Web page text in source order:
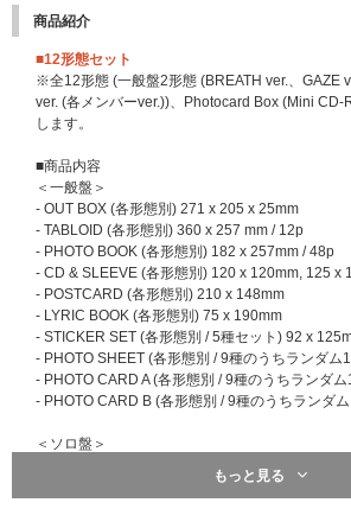
※特典は先着です。無くなり次第終了となります
※特典の絵柄は後日お知らせいたします。
UNIVERSAL MUSIC STORE 限定特典：ロゴネッ
ソロ盤 計9形態セット購入特典となります。
&TEAM Weverse ShopとUNIVERSAL MUSIC
ます。
※9形態セットを1セットにつき特典を1点差し上
※特典は先着です。無くなり次第終了となります
ご自身の対象の部を必ずご確認いただき当日参加
※「整理番号付きイベント参加券」に記載の部、
ません。
※お見送り会会場、開催時間、集合時間他、詳細
お届けする「整理番号付きイベント参加券」に記
の内容を必ずご確認いただき当日ご参加願います
※「整理番号付きイベント参加券」を紛失された
いても再発行はできかねます。お届けからイベ
番号付きイベント参加券」は大切に保管ください
■イベント応募対象商品
&TEAM KR 1st Mini Album 'Back to Life'
・Back to Life【12形態セット】【全員お見送り
対象商品】
※一般盤2形態＋ソロ盤9形態＋Photocard Boxの
す。
※全12形態セットを1セットご購入で、「整理番
枚を必ずプレゼントいたします。
※必ず「【12形態セット】【全員お見送り会参
商品】」を選択してご購入ください。その他の
イベントの対象にはなりません。
※全12形態セット購入が参加条件となります。
商品紹介
■12形態セット
※全12形態 (一般盤2形態 (BREATH ver.、GAZE
ver. (各メンバーver.))、Photocard Box (Mini CD-
します。
■商品内容
＜一般盤＞
- OUT BOX (各形態別) 271 x 205 x 25mm
- TABLOID (各形態別) 360 x 257 mm / 12p
- PHOTO BOOK (各形態別) 182 x 257mm / 48p
- CD & SLEEVE (各形態別) 120 x 120mm, 125 x
- POSTCARD (各形態別) 210 x 148mm
- LYRIC BOOK (各形態別) 75 x 190mm
- STICKER SET (各形態別 / 5種セット) 92 x
- PHOTO SHEET (各形態別 / 9種のうちランダム
- PHOTO CARD A (各形態別 / 9種のうちランダ
- PHOTO CARD B (各形態別 / 9種のうちランダ
＜ソロ盤＞
- OUT BOX (各形態別) 130 x 155 x 9.5mm
- POSTCARD SET (各形態別 / 5種セット) 110 x
もっと見る